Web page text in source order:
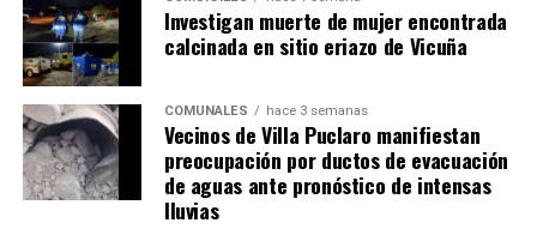
Investigan muerte de mujer encontrada
calcinada en sitio eriazo de Vicuña
COMUNALES hace 3 semanas
Vecinos de Villa Puclaro manifiestan
preocupación por ductos de evacuación
de aguas ante pronóstico de intensas
lluvias